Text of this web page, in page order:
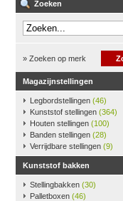
Zoeken
» Zoeken op merk
Magazijnstellingen
Legbordstellingen (46)
Kunststof stellingen (364)
Houten stellingen (100)
Banden stellingen (28)
Verrijdbare stellingen (9)
Kunststof bakken
Stellingbakken (30)
Palletboxen (46)